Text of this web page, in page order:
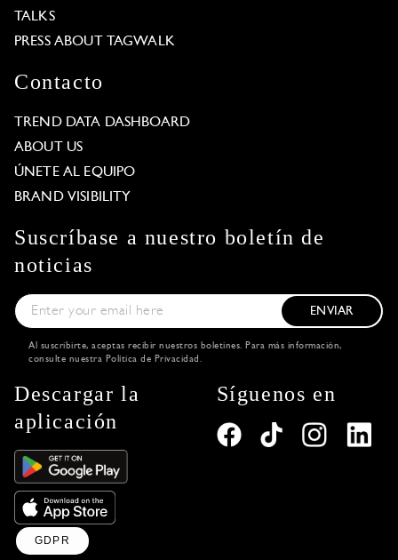
TALKS
PRESS ABOUT TAGWALK
Contacto
TREND DATA DASHBOARD
ABOUT US
ÚNETE AL EQUIPO
BRAND VISIBILITY
Suscríbase a nuestro boletín de
noticias
ENVIAR
Al suscribirte, aceptas recibir nuestros boletines. Para más información,
consulte nuestra Política de Privacidad .
Descargar la
aplicación
Síguenos en
GDPR